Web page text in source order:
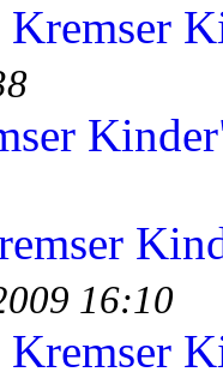
Kremser
16:10
Kremser